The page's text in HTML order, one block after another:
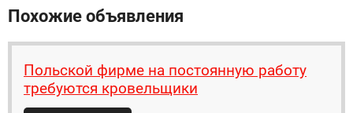
Похожие объявления
Польской фирме на постоянную работу
требуются кровельщики